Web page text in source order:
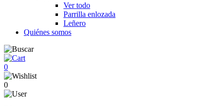
Ver todo
Parrilla enlozada
Leñero
Quiénes somos
0
0